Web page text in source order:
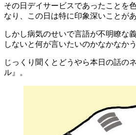
その日デイサービスであったことを
なり、この日は特に印象深いことが
しかし病気のせいで言語が不明瞭な
しないと何が言いたいのかなかなか
じっくり聞くとどうやら本日の話の
ル』。